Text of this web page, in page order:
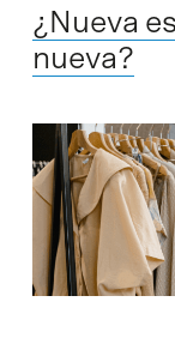
¿Nueva
nueva?